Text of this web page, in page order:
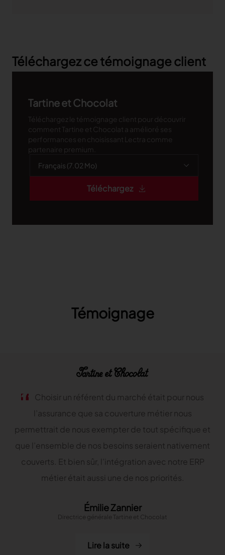
Téléchargez ce témoignage client
Tartine et Chocolat
Téléchargez le témoignage client pour découvrir
comment Tartine et Chocolat a amélioré ses
performances en choisissant Lectra comme
partenaire premium.
Téléchargez
Témoignage
Émilie Zannier
Directrice générale Tartine et Chocolat
Choisir un référent du marché était pour nous
l’assurance que sa couverture métier nous
permettrait de nous exempter de tout spécifique et
que l’ensemble de nos besoins seraient nativement
couverts. Et bien sûr, l’intégration avec notre ERP
métier était aussi une de nos priorités.
Lire la suite